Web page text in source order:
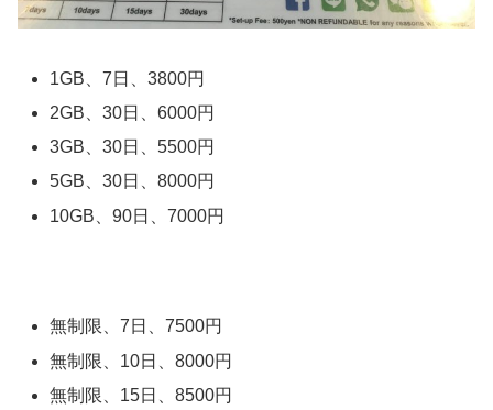
1GB、7日、3800円
2GB、30日、6000円
3GB、30日、5500円
5GB、30日、8000円
10GB、90日、7000円
無制限、7日、7500円
無制限、10日、8000円
無制限、15日、8500円